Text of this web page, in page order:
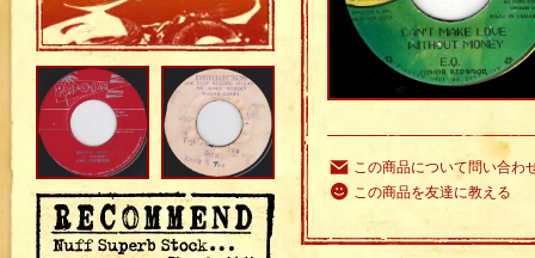
この商品について問い合わ
この商品を友達に教える